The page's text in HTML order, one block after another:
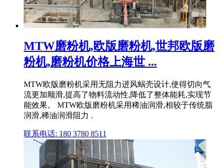
MTW磨粉机,欧版磨粉机,世邦欧版磨
粉机,磨粉机价格上海世 ...
MTW欧版磨粉机采用无阻力进风蜗壳设计,使得切向气
流更加顺滑,提高了物料流动性,降低了整体能耗,实现节
能效果。 MTW欧版磨粉机采用稀油润滑,相较于传统脂
润滑,稀油润滑阻力 .
联系电话: 180 3780 8511